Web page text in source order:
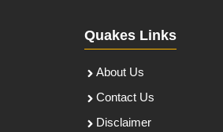
Quakes Links
About Us
Contact Us
Disclaimer